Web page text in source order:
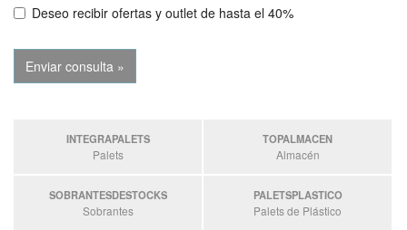
Deseo recibir ofertas y outlet de hasta el 40%
INTEGRAPALETS
Palets
TOPALMACEN
Almacén
SOBRANTESDESTOCKS
Sobrantes
PALETSPLASTICO
Palets de Plástico